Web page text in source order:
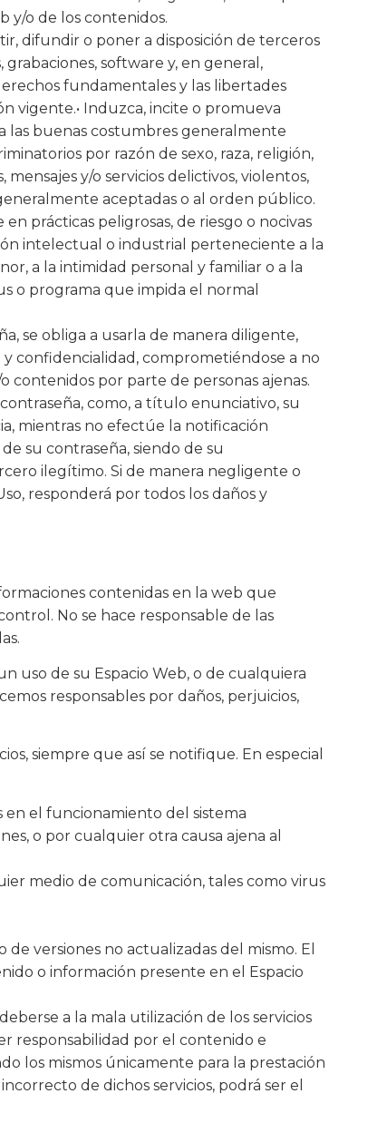
y/o de los contenidos.
difundir o poner a disposición de terceros
software y, en general,
fundamentales y las libertades
vigente.• Induzca, incite o promueva
las buenas costumbres generalmente
por razón de sexo, raza, religión,
y/o servicios delictivos, violentos,
aceptadas o al orden público.
prácticas peligrosas, de riesgo o nocivas
intelectual o industrial perteneciente a la
a la intimidad personal y familiar o a la
o programa que impida el normal
se obliga a usarla de manera diligente,
confidencialidad, comprometiéndose a no
contenidos por parte de personas ajenas.
como, a título enunciativo, su
mientras no efectúe la notificación
su contraseña, siendo de su
ilegítimo. Si de manera negligente o
responderá por todos los daños y
contenidas en la web que
No se hace responsable de las
uso de su Espacio Web, o de cualquiera
responsables por daños, perjuicios,
siempre que así se notifique. En especial
en el funcionamiento del sistema
o por cualquier otra causa ajena al
medio de comunicación, tales como virus
versiones no actualizadas del mismo. El
o información presente en el Espacio
a la mala utilización de los servicios
responsabilidad por el contenido e
los mismos únicamente para la prestación
de dichos servicios, podrá ser el